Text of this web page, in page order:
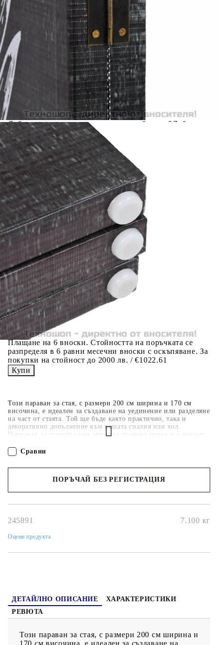
Този параван за стая, с размери 200 см ширина и 170 см
височина, е идеален за създаване на уединение или разделяне
на част от стаята. Той ще бъде както практично, така и
декоративно допълнение към вашата спалня или хол.
Парванът за тоалетка има масивна дървена рамка и е покрит
страни, което ще добави нотка класа към вашата стая.
Параванът за стая може лесно да се сгъва, за да се спести
вноски на кредита.
Acest tabel are caracter informativ. Adăugați produsul în
coșul de cumpărături unde veți putea selecta detaliile
cererii de creditare.
Предоставената таблица е с информационна цел.
Добавете продукта в количката си с бутона "Добави в
количката" и при поръчка ще можете да изберете броя
вноски на кредита.
Предоставената таблица е с информационна цел.
Добавете продукта в количката си с бутона "Добави в
количката" и при поръчка ще можете да изберете броя
вноски на кредита.
Предоставената таблица е с информационна цел.
Добавете продукта в количката си с бутона "Добави в
количката" и при поръчка ще можете да изберете броя
вноски на кредита.
Предоставената таблица е с информационна цел.
Добавете продукта в количката си с бутона "Добави в
количката" и при поръчка ще можете да изберете броя
вноски на кредита.
Когато плащате с NewPay, всъщност NewPay плаща
поръчката Ви вместо Вас. Вие я получавате и
разполагате с три начина да я платите към тях:
Отложено до 30 дни от момента на изпращане на
поръчката без оскъпяване. За покупки на стойност до
400 лв. / €204,52
Плащане на 4 вноски. Заплащате 20% от стойността на
поръчката си на момента с карта. Останалата сума се
разделя на 3 равни месечни вноски без оскъпяване. За
покупки на стойност до 1000 лв. / €511.31
Плащане на 6 вноски. Стойността на поръчката се
разпределя в 6 равни месечни вноски с оскъпяване. За
покупки на стойност до 2000 лв. / €1022.61
ПОРЪЧАЙ БЕЗ РЕГИСТРАЦИЯ
245891 7.100 кг
Оцени продукта
Сравни
ДЕТАЙЛНО ОПИСАНИЕ
ХАРАКТЕРИСТИКИ
РЕВЮТА
Този параван за стая, с размери 200 см ширина и
170 см височина, е идеален за създаване на